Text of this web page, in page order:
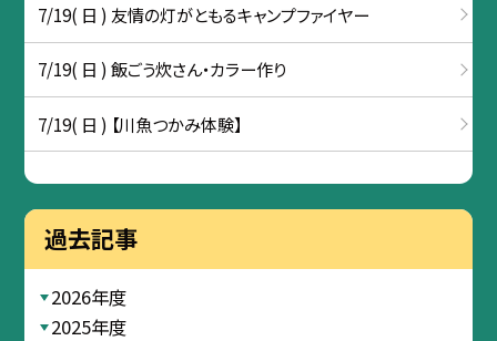
7/19( 日 ) 友情の灯がともるキャンプファイヤー
7/19( 日 ) 飯ごう炊さん・カラー作り
7/19( 日 ) 【川魚つかみ体験】
過去記事
2026年度
2025年度